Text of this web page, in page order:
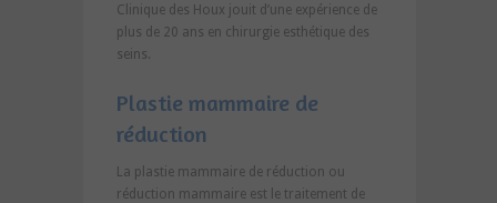
Clinique des Houx jouit d’une expérience de
plus de 20 ans en chirurgie esthétique des
seins.
Plastie mammaire de
réduction
La plastie mammaire de réduction ou
réduction mammaire est le traitement de